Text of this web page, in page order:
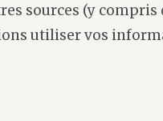
sources (y compris
utiliser vos